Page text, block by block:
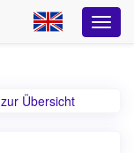
zur Übersicht